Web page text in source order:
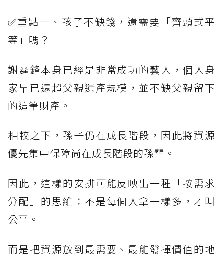
✅重點一、孩子不缺錢，還需要「齊頭式平
等」嗎？
謝霆鋒本身已經是非常成功的藝人，個人身
家早已遠超父親遺產規模，並不缺父親留下
的這筆財產。
相較之下，孫子仍在成長階段，因此將資源
優先集中保障尚在成長階段的孫輩。
因此，這樣的安排可能反映出一種「按需求
分配」的思維：不是每個人拿一樣多，才叫
公平。
而是把資源放到最需要、最能發揮價值的地